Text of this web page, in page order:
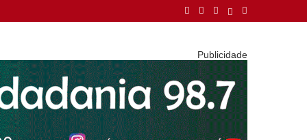
Publicidade